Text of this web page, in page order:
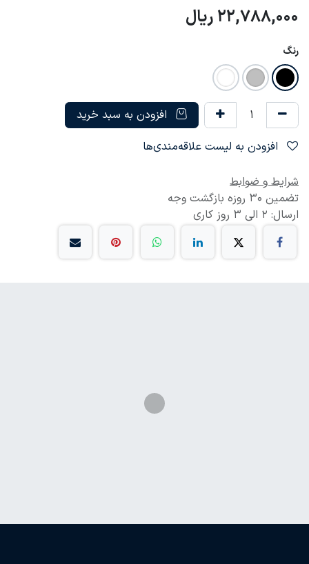
22,788,000 ریال
رنگ
افزودن به سبد خرید
شرایط و ضوابط
تضمین 30 روزه بازگشت وجه
ارسال: 2 الی 3 روز کاری